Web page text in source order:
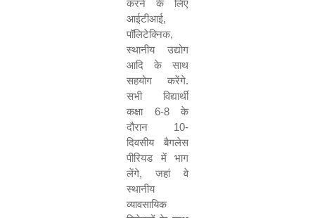
करने के लिए
आईटीआई,
पॉलिटेक्निक,
स्थानीय उद्योग
आदि के साथ
सहयोग करेंगे.
सभी विद्यार्थी
कक्षा 6-8के
दौरान 10-
दिवसीय बैगलेस
पीरियड में भाग
लेंगे, जहां वे
स्थानीय
व्यावसायिक